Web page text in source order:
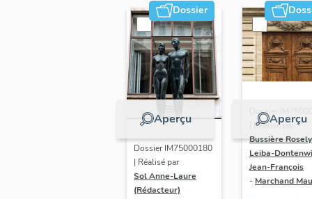
Dossier
Aperçu
Dossier IM75000180
| Réalisé par
Sol Anne-Laure
(Rédacteur)
Aperçu
Dossier
| Réalisé par
Bussière
Leiba-
Jean-François
- Marchand